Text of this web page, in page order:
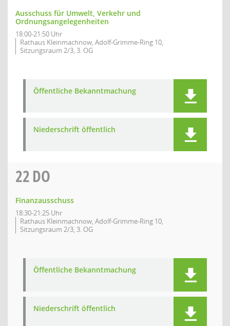
Ausschuss für Umwelt, Verkehr und
Ordnungsangelegenheiten
18:00-21:50 Uhr
Rathaus Kleinmachnow, Adolf-Grimme-Ring 10,
Sitzungsraum 2/3, 3. OG
Öffentliche Bekanntmachung
Niederschrift öffentlich
22DO
Finanzausschuss
18:30-21:25 Uhr
Rathaus Kleinmachnow, Adolf-Grimme-Ring 10,
Sitzungsraum 2/3, 3. OG
Öffentliche Bekanntmachung
Niederschrift öffentlich